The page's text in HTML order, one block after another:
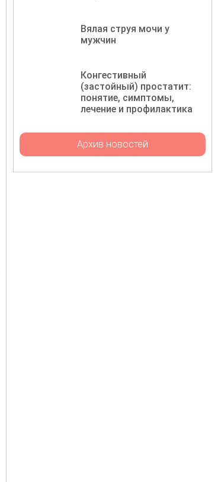
Вялая струя мочи у
мужчин
Конгестивный
(застойный) простатит:
понятие, симптомы,
лечение и профилактика
Архив новостей